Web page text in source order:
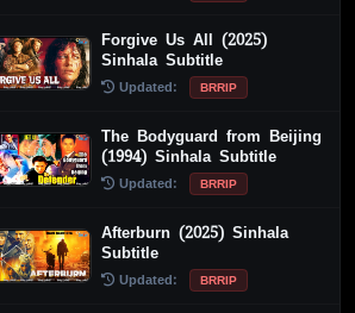
Forgive Us All (2025)
Sinhala Subtitle
Updated: BRRIP
The Bodyguard from Beijing
(1994) Sinhala Subtitle
Updated: BRRIP
Afterburn (2025) Sinhala
Subtitle
Updated: BRRIP